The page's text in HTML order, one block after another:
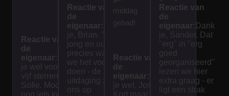
Reactie van
de
eigenaar:
Dank
je wel voor de
vijf sterren,
Sofie. Mocht je
Spanne
nd en
interess
ant voor
jong en
oud! Het
spel
Reactie van
de
eigenaar:
Dank
je, Brian. "Voor
jong en oud" is
precies waar
we het voor
doen - de
uitdaging zit bij
ons op
middag
gehad!
Reactie van
de
eigenaar:
Dank
je wel, Jose.
seerd.
We
hebben
een
mooie
dag
gehad.
Reactie van
de
eigenaar: Dank
je, Sander. Dat
"erg" in "erg
goed
georganiseerd"
lezen we hier
extra graag - er
ligt een strak